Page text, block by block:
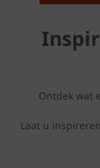
Ontdek wat
Laat u